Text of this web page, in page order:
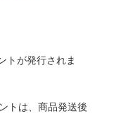
トが発行されま
トは、商品発送後